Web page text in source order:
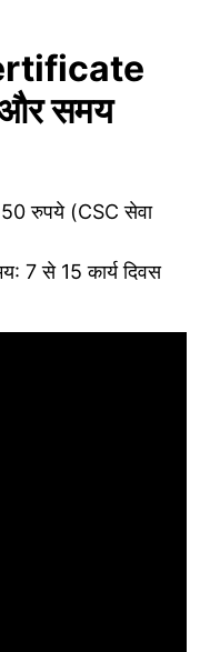
समय
रुपये (CSC सेवा
7 से 15 कार्य दिवस